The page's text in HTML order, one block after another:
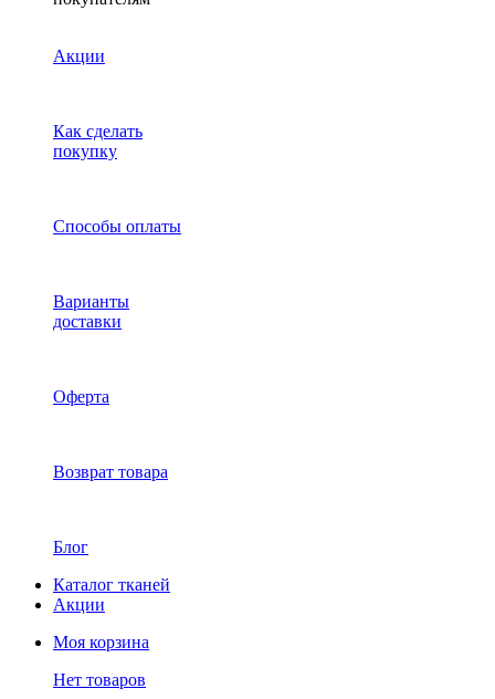
Акции
Как сделать
покупку
Способы оплаты
Варианты
доставки
Оферта
Возврат товара
Блог
Каталог тканей
Акции
Моя корзина
Нет товаров